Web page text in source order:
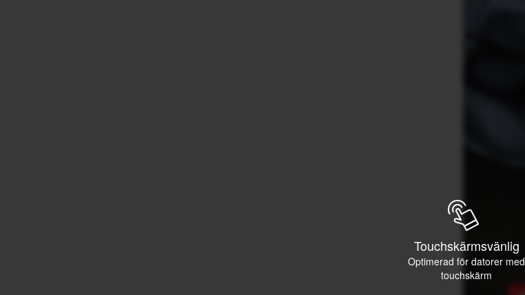
Touchskärmsvänlig
Optimerad för datorer med
touchskärm